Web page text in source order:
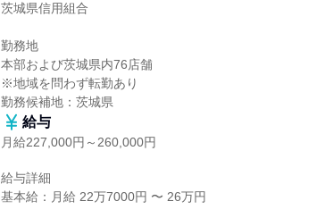
茨城県信用組合
勤務地
本部および茨城県内76店舗
※地域を問わず転勤あり
勤務候補地：茨城県
給与
月給227,000円～260,000円
給与詳細
基本給：月給 22万7000円 〜 26万円